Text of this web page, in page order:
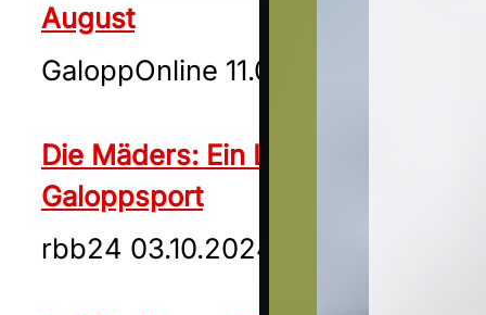
August
GaloppOnline 11.06.2024
Die Mäders: Ein Leben für den
Galoppsport
rbb24 03.10.2024